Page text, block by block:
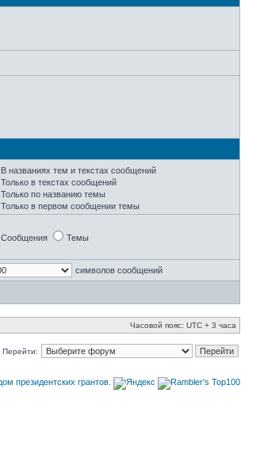
В названиях тем и текстах сообщений
Только в текстах сообщений
Только по названию темы
Только в первом сообщении темы
Сообщения Темы
символов сообщений
Часовой пояс: UTC + 3 часа
Перейти: